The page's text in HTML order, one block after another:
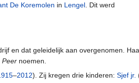
De Koremolen in Lengel . Dit werd
en dat geleidelijk aan overgenomen.
Peer noemen.
–2012). Zij kregen drie kinderen: Sjef jr.